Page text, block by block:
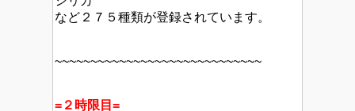
など２７５種類が登録されています。
~~~~~~~~~~~~~~~~~~~~~~~~~~~~~
=２時限目=